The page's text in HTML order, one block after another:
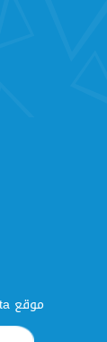
موقع Learnata